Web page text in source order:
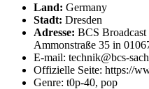
Land: Germany
Stadt: Dresden
Adresse: BCS
Ammonstraße 35 in
E-mail: technik@bcs-
Offizielle Seite: https://
Genre: t0p-40, pop